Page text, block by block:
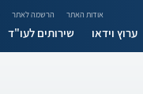
אודות האתר הרשמה לאתר
ערוץ וידאו שירותים לעו"ד